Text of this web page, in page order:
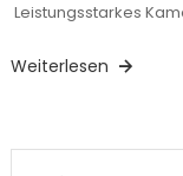
Leistungsstarkes
Weiterlesen